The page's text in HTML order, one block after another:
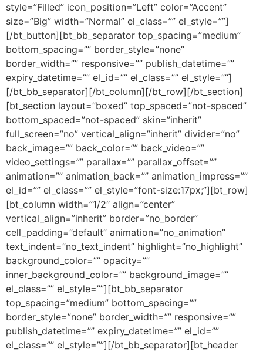
style=”Filled” icon_position=”Left” color=”Accent”
size=”Big” width=”Normal” el_class=”” el_style=””]
[/bt_button][bt_bb_separator top_spacing=”medium”
bottom_spacing=”” border_style=”none”
border_width=”” responsive=”” publish_datetime=””
expiry_datetime=”” el_id=”” el_class=”” el_style=””]
[/bt_bb_separator][/bt_column][/bt_row][/bt_section]
[bt_section layout=”boxed” top_spaced=”not-spaced”
bottom_spaced=”not-spaced” skin=”inherit”
full_screen=”no” vertical_align=”inherit” divider=”no”
back_image=”” back_color=”” back_video=””
video_settings=”” parallax=”” parallax_offset=””
animation=”” animation_back=”” animation_impress=””
el_id=”” el_class=”” el_style=”font-size:17px;”][bt_row]
[bt_column width=”1/2″ align=”center”
vertical_align=”inherit” border=”no_border”
cell_padding=”default” animation=”no_animation”
text_indent=”no_text_indent” highlight=”no_highlight”
background_color=”” opacity=””
inner_background_color=”” background_image=””
el_class=”” el_style=””][bt_bb_separator
top_spacing=”medium” bottom_spacing=””
border_style=”none” border_width=”” responsive=””
publish_datetime=”” expiry_datetime=”” el_id=””
el_class=”” el_style=””][/bt_bb_separator][bt_header